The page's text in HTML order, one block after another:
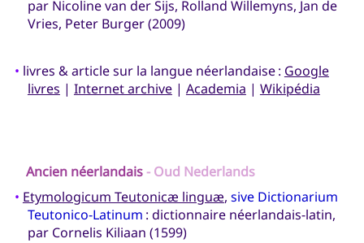
par Nicoline van der Sijs, Rolland Willemyns, Jan de
Vries, Peter Burger (2009)
• livres & article sur la langue néerlandaise : Google
livres | Internet archive| Academia | Wikipédia
Ancien néerlandais- Oud Nederlands
• Etymologicum Teutonicæ linguæ, sive Dictionarium
Teutonico-Latinum : dictionnaire néerlandais-latin,
par Cornelis Kiliaan (1599)